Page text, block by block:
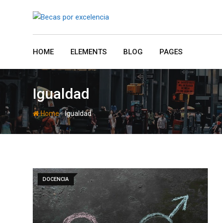
HOME ELEMENTS BLOG PAGES
Igualdad
Home-Igualdad
DOCENCIA